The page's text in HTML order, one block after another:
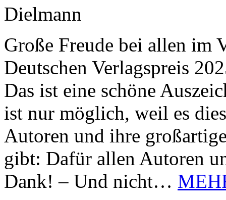
Große Freude bei allen im
Deutschen Verlagspreis
Das ist eine schöne
ist nur möglich, weil es
Autoren und ihre
gibt: Dafür allen Autoren
Dank! – Und nicht…